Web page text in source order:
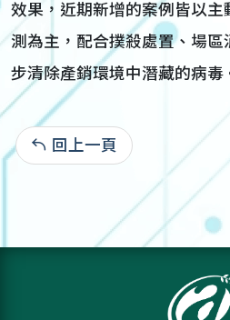
效果，近期新增的案例皆以主
測為主，配合撲殺處置、場
步清除產銷環境中潛藏的病毒
回上一頁